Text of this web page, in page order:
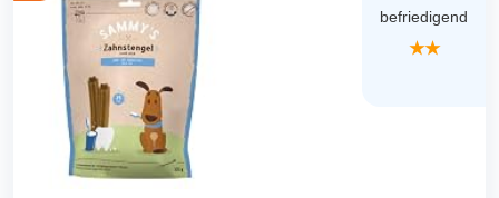
befriedigend
★★